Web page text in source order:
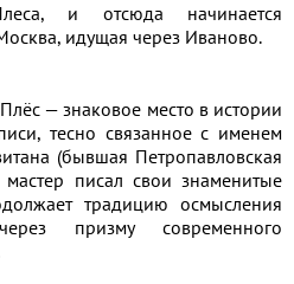
и отсюда начинается
идущая через Иваново.
— знаковое место в истории
тесно связанное с именем
(бывшая Петропавловская
писал свои знаменитые
традицию осмысления
призму современного